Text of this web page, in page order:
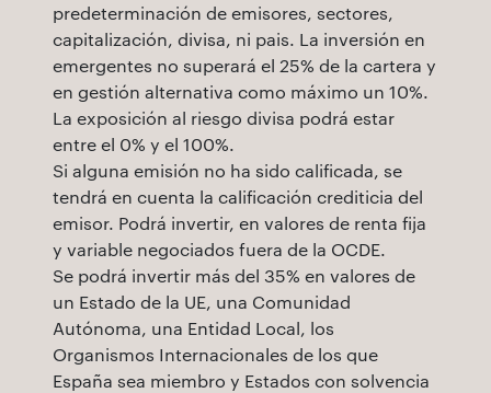
predeterminación de emisores, sectores,
capitalización, divisa, ni pais. La inversión en
emergentes no superará el 25% de la cartera y
en gestión alternativa como máximo un 10%.
La exposición al riesgo divisa podrá estar
entre el 0% y el 100%.
Si alguna emisión no ha sido calificada, se
tendrá en cuenta la calificación crediticia del
emisor. Podrá invertir, en valores de renta fija
y variable negociados fuera de la OCDE.
Se podrá invertir más del 35% en valores de
un Estado de la UE, una Comunidad
Autónoma, una Entidad Local, los
Organismos Internacionales de los que
España sea miembro y Estados con solvencia